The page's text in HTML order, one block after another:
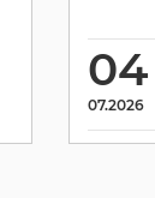
04
07.2026